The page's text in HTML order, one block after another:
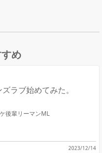
め
ラブ始めてみた。
後輩リーマンML
2023/12/14